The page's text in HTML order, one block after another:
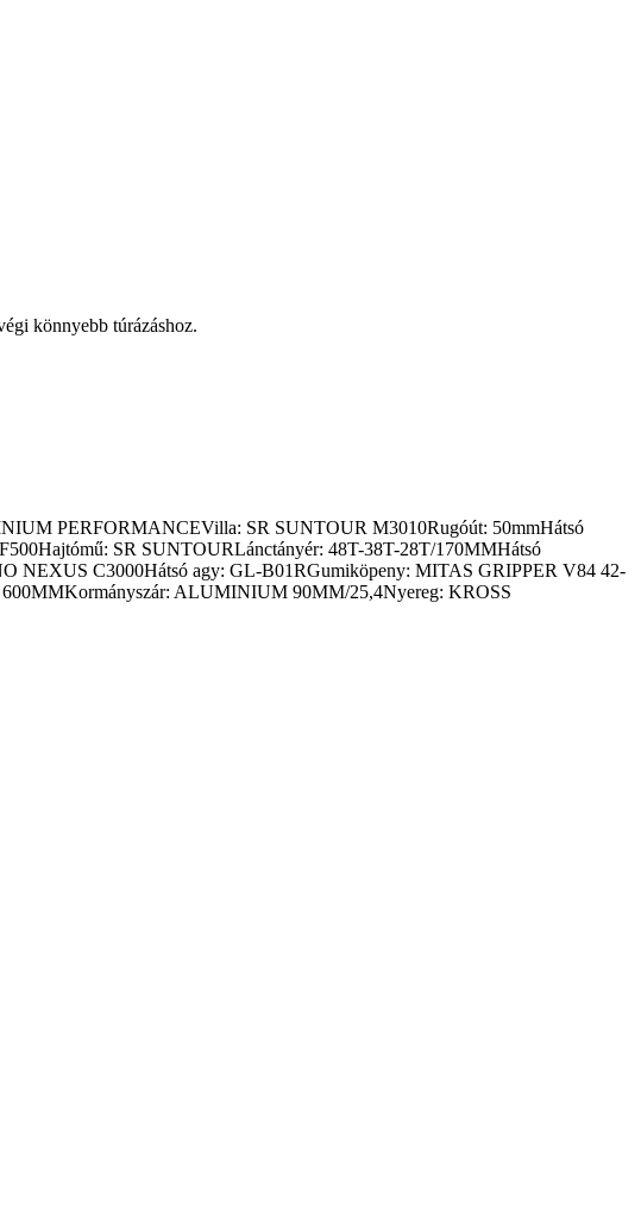
könnyebb túrázáshoz.
PERFORMANCEVilla: SR SUNTOUR M3010Rugóút: 50mmHátsó
SR SUNTOURLánctányér: 48T-38T-28T/170MMHátsó
NEXUS C3000Hátsó agy: GL-B01RGumiköpeny: MITAS GRIPPER V84 42-
ALUMINIUM 90MM/25,4Nyereg: KROSS